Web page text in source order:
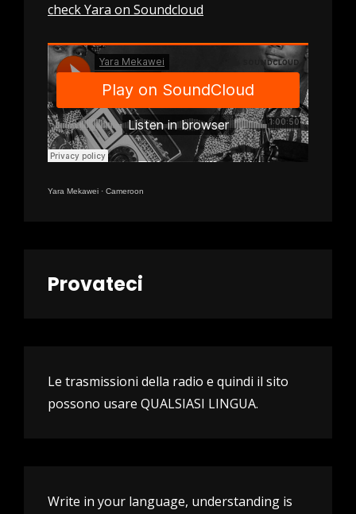
check Yara on Soundcloud
Yara Mekawei · Cameroon
Provateci
Le trasmissioni della radio e quindi il sito
possono usare QUALSIASI LINGUA.
Write in your language, understanding is